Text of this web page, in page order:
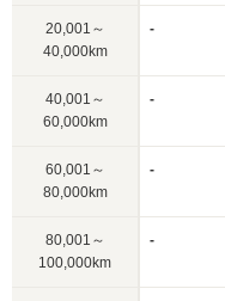
20,001～
40,000km
-
40,001～
60,000km
-
60,001～
80,000km
-
80,001～
100,000km
-